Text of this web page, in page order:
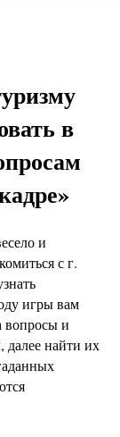
в
и
с г.
игры вам
вопросы и
далее найти их